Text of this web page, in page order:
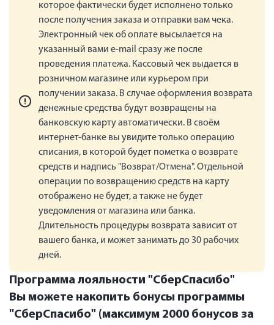
которое фактически будет исполнено только
после получения заказа и отправки вам чека.
Электронный чек об оплате высылается на
указанный вами e-mail сразу же после
проведения платежа. Кассовый чек выдается в
розничном магазине или курьером при
получении заказа. В случае оформления возврата
денежные средства будут возвращены на
банковскую карту автоматически. В своём
интернет-банке вы увидите только операцию
списания, в которой будет пометка о возврате
средств и надпись "Возврат/Отмена". Отдельной
операции по возвращению средств на карту
отображено не будет, а также не будет
уведомления от магазина или банка.
Длительность процедуры возврата зависит от
вашего банка, и может занимать до 30 рабочих
дней.
Программа лояльности "СберСпасибо"
Вы можете накопить бонусы программы
"СберСпасибо" (максимум 2000 бонусов за